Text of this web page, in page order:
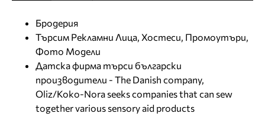
Бродерия
Търсим Рекламни Лица, Хостеси, Промоутъри,
Фото Модели
Датска фирма търси български
производители - The Danish company,
Oliz/Koko-Nora seeks companies that can sew
together various sensory aid products